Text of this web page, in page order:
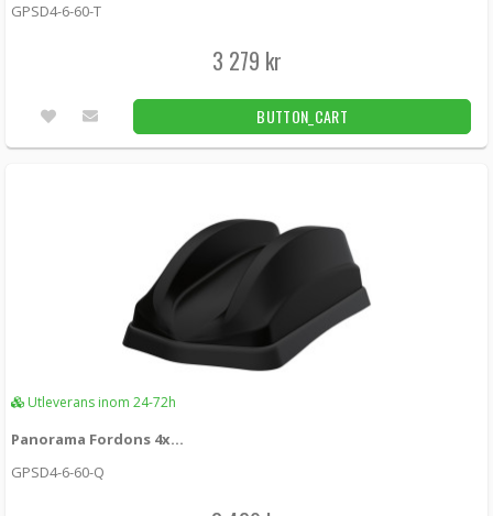
GPSD4-6-60-T
3 279 kr
BUTTON_CART
Utleverans inom 24-72h
Panorama Fordons 4x4 MIMO 5G/4G 4x4 WiFi GPS Black
GPSD4-6-60-Q